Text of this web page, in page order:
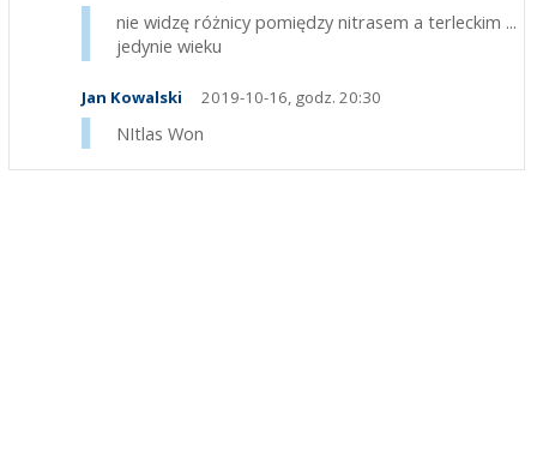
nie widzę różnicy pomiędzy nitrasem a terleckim ...
jedynie wieku
Jan Kowalski 2019-10-16, godz. 20:30
NItlas Won